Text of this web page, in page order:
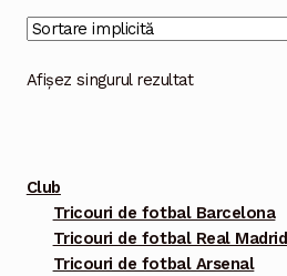
Afișez singurul rezultat
Club
Tricouri de fotbal Barcelona
Tricouri de fotbal Real Madrid
Tricouri de fotbal Arsenal